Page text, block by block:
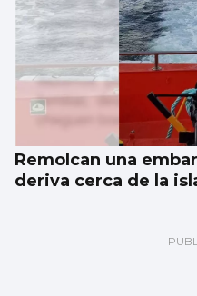
Remolcan una
deriva cerca de la